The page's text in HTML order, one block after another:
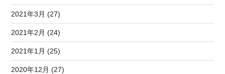
2021年3月 (27)
2021年2月 (24)
2021年1月 (25)
2020年12月 (27)